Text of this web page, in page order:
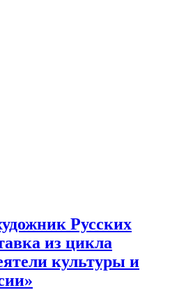
Русских
из цикла
культуры и